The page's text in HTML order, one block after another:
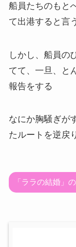
船員たちのもと
て出港すると言
しかし、船員の
てて、一旦、と
報告をする
なにか胸騒ぎが
たルートを逆戻
「ララの結婚」